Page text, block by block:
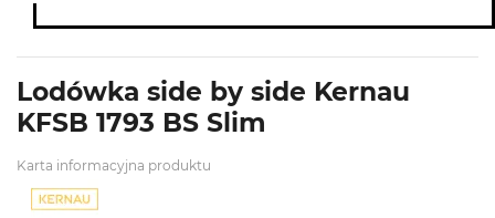
Lodówka side by side Kernau
KFSB 1793 BS Slim
Karta informacyjna produktu